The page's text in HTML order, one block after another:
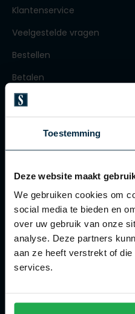
Toestemming
Deze website maakt
We gebruiken cookies om
social media te bieden en
over uw gebruik van onze
analyse. Deze partners
aan ze heeft verstrekt of
services.
Roy Robson
Schiesser
Secrid
Tramarossa
Vanguard
Klantenservice
Veelgestelde vragen
Bestellen
Betalen
Verzenden
Artikelonderhoud
Winkel
Winkel
Openingstijden
Contact winkel